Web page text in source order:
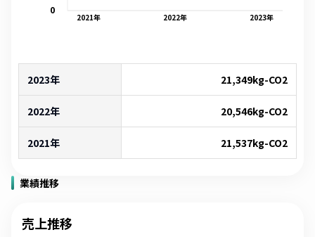
2021年 2022年 2023年
0
2023年 21,349kg-CO2
2022年 20,546kg-CO2
2021年 21,537kg-CO2
業績推移
売上推移